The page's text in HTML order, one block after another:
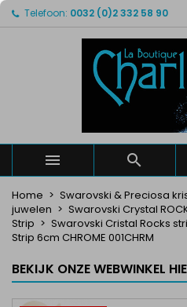
Telefoon: 0032 (0)2 332 58 90
 
Home
Swarovski & Preciosa
juwelen
Swarovski Crystal
Strip
Swarovski Cristal Rocks
Strip 6cm CHROME 001CHRM
BEKIJK ONZE WEBWINKEL
Mijn
Maak een lijst
Maak een
Verlanglijst naam
Annuleren
Inloggen
U moet ingelogd zijn om